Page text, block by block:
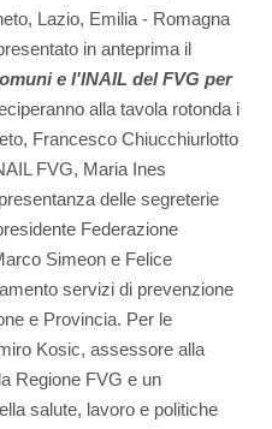
Lazio, Emilia - Romagna
in anteprima il
e l'INAIL del FVG per
alla tavola rotonda i
Francesco Chiucchiurlotto
FVG, Maria Ines
delle segreterie
Federazione
Simeon e Felice
servizi di prevenzione
e Provincia. Per le
Kosic, assessore alla
Regione FVG e un
salute, lavoro e politiche